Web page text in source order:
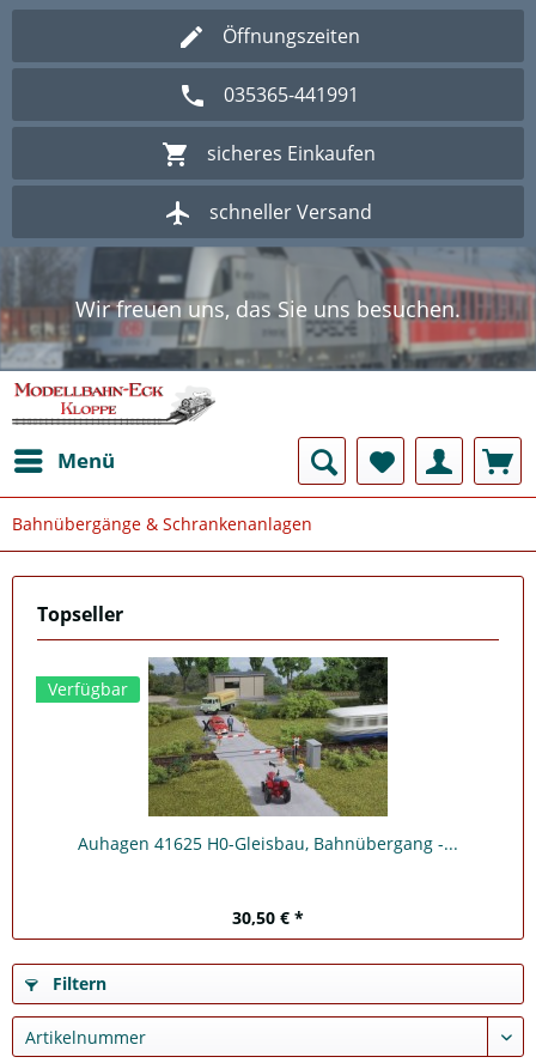
Öffnungszeiten
035365-441991
sicheres Einkaufen
schneller Versand
Wir freuen uns, das Sie uns besuchen.
Herzlich Willkommen im Onlineshop
Modellbahn - Eck Kloppe.
Wir freuen uns, das Sie uns besuchen.
Herzlich Willkommen im Onlineshop
Modellbahn - Eck Kloppe.
Menü
Bahnübergänge & Schrankenanlagen
Topseller
Verfügbar
Auhagen 41625 H0-Gleisbau, Bahnübergang -...
30,50 € *
Filtern